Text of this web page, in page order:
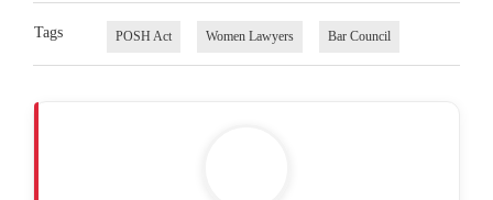
Tags POSH Act Women Lawyers Bar Council